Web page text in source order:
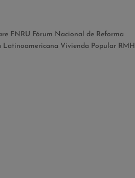
FNRU Fórum Nacional de Reforma
Vivienda Popular RMH